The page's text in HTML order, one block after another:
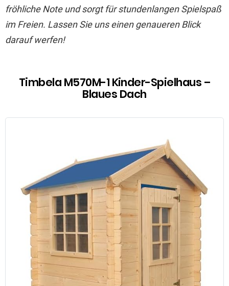
fröhliche Note und sorgt für stundenlangen Spielspaß
im Freien. Lassen Sie uns einen genaueren Blick
darauf werfen!
Timbela M570M-1 Kinder-Spielhaus –
Blaues Dach